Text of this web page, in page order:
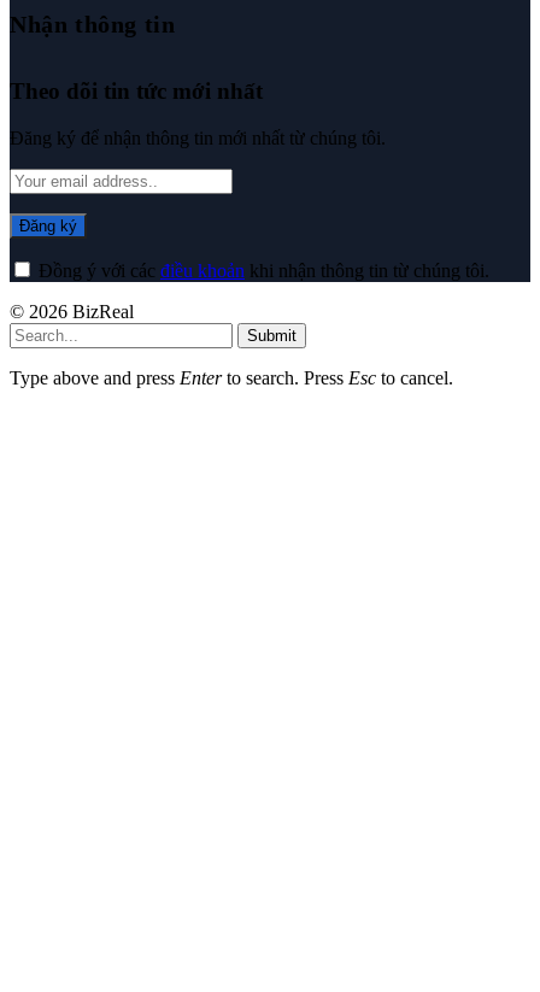
Nhận thông tin
Theo dõi tin tức mới nhất
Đăng ký để nhận thông tin mới nhất từ chúng tôi.
Đồng ý với các điều khoản khi nhận thông tin từ chúng tôi.
© 2026 BizReal
Submit
Type above and press Enterto search. Press Esc to cancel.